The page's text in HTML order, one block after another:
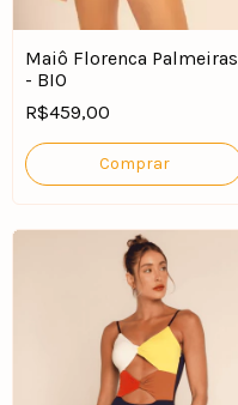
Maiô Florenca Palmeiras
- BIO
R$459,00
Comprar